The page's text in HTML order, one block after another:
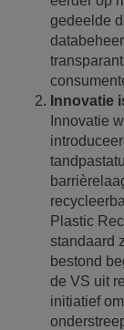
gedeelde
Innovatie
Innovatie
Plastic
standaard
bestond
de VS uit
initiatief